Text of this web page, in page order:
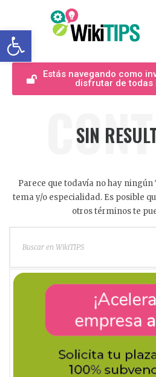
Abrir barra de
Estás navegando como
disfrutar de todas
SIN
Parece que todavía no hay
tema y/o especialidad. Es posible
otros términos te